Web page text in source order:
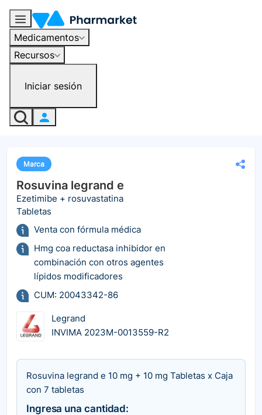
Medicamentos
Recursos
Iniciar sesión
Marca
Rosuvina legrand e
Ezetimibe + rosuvastatina
Tabletas
Venta con fórmula médica
Hmg coa reductasa inhibidor en
combinación con otros agentes
lípidos modificadores
CUM: 20043342-86
Legrand
INVIMA 2023M-0013559-R2
Rosuvina legrand e 10 mg + 10 mg Tabletas x Caja
con 7 tabletas
Ingresa una cantidad: